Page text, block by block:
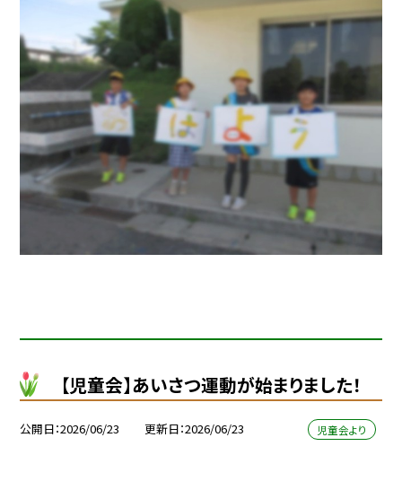
【児童会】あいさつ運動が始まりました！
公開日 2026/06/23 更新日 2026/06/23 児童会より